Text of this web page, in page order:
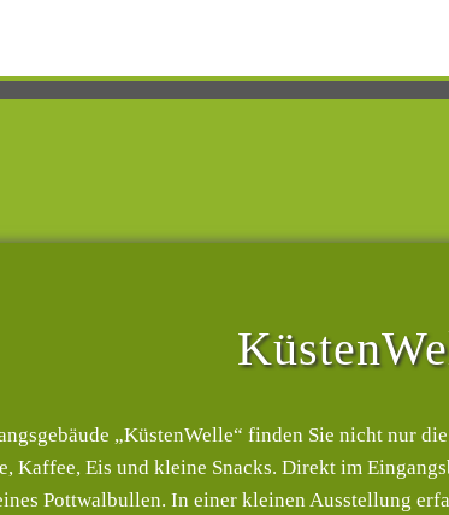
„KüstenWelle“ finden Sie nicht nur
Kaffee, Eis und kleine Snacks. Direkt im
Pottwalbullen. In einer kleinen Ausstellung